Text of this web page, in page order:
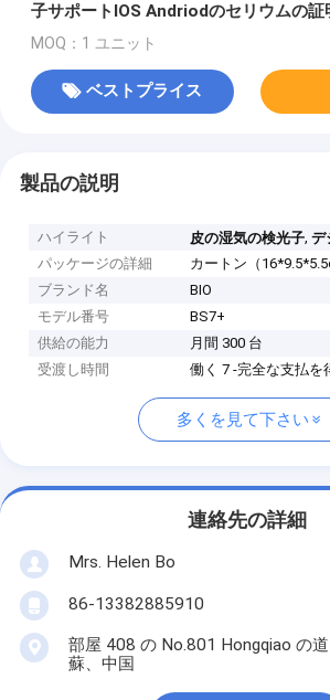
子サポートIOS Andriodのセリウムの証
MOQ：1 ユニット
ベストプライス
製品の説明
ハイライト 皮の湿気の検光子,デ
パッケージの詳細
カートン（
ブランド名
BIO
モデル番号
BS7+
供給の能力
月間 300 台
受渡し時間
働く 7 -完全な支払を
多くを見て下さい
連絡先の詳細
Mrs. Helen Bo
86-13382885910
部屋 408 の No.801 Hongqiao の
蘇、中国